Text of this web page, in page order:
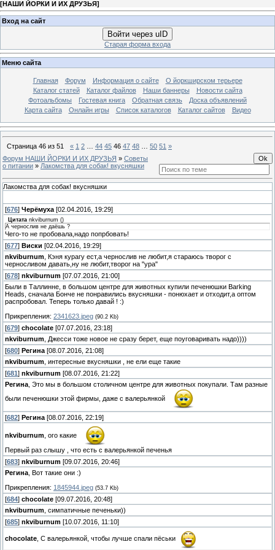
[НАШИ ЙОРКИ И ИХ ДРУЗЬЯ]
Вход на сайт
Войти через uID
Старая форма входа
Меню сайта
Главная Форум Информация о сайте
О йоркширском терьере
Каталог статей
Каталог файлов Наши баннеры
Новости сайта
Фотоальбомы
Гостевая книга Обратная связь
Доска объявлений
Карта сайта
Онлайн игры Список каталогов Каталог сайтов Видео
Страница 46 из 51 « 1 2 44 45 46 47 48 50 51 »
Форум НАШИ ЙОРКИ И ИХ ДРУЗЬЯ » Советы
о питании » Лакомства для собак! вкусняшки
Лакомства для собак! вкусняшки
[676] Черёмуха [02.04.2016, 19:29]
Цитата nkviburnum ()
А чернослив не даёшь ?
Чего-то не пробовала,надо попрбовать!
[677] Виски [02.04.2016, 19:29]
nkviburnum , Кэня курагу ест,а чернослив не любит,я стараюсь творог с
черносливом давать,ну не любит,творог на "ура"
[678] nkviburnum [07.07.2016, 21:00]
Были в Таллинне, в большом центре для животных купили печенюшки Barking
Heads, сначала Бонче не понравились вкусняшки - понюхает и отходит,а оптом
распробовал. Теперь только давай ! :)
Прикрепления: 2341623.jpeg (90.2 Kb)
[679] chocolate [07.07.2016, 23:18]
nkviburnum , Джесси тоже новое не сразу берет, еще поуговаривать надо))))
[680] Регина [08.07.2016, 21:08]
nkviburnum , интересные вкусняшки , не ели еще такие
[681 ] nkviburnum [08.07.2016, 21:22]
Регина , Это мы в большом столичном центре для животных покупали. Там разные
были печенюшки этой фирмы, даже с валерьянкой
[682] Регина [08.07.2016, 22:19]
nkviburnum , ого какие
Первый раз слышу , что есть с валерьянкой печенья
[683] nkviburnum [09.07.2016, 20:46]
Регина , Вот такие они :)
Прикрепления: 1845944.jpeg (53.7 Kb)
[684] chocolate [09.07.2016, 20:48]
nkviburnum , симпатичные печеньки))
[685] nkviburnum [10.07.2016, 11:10]
chocolate , С валерьянкой, чтобы лучше спали пёськи